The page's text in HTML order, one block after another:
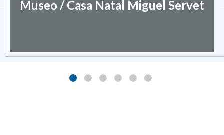
Museo / Casa Natal Miguel Servet